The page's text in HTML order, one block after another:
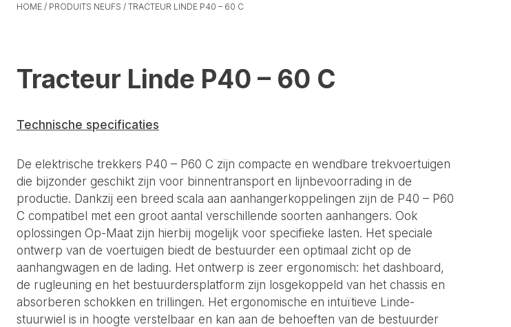
HOME / PRODUITS NEUFS / TRACTEUR LINDE P40 – 60 C
Tracteur Linde P40 – 60 C
Technische specificaties
De elektrische trekkers P40 – P60 C zijn compacte en wendbare trekvoertuigen
die bijzonder geschikt zijn voor binnentransport en lijnbevoorrading in de
productie. Dankzij een breed scala aan aanhangerkoppelingen zijn de P40 – P60
C compatibel met een groot aantal verschillende soorten aanhangers. Ook
oplossingen Op-Maat zijn hierbij mogelijk voor specifieke lasten. Het speciale
ontwerp van de voertuigen biedt de bestuurder een optimaal zicht op de
aanhangwagen en de lading. Het ontwerp is zeer ergonomisch: het dashboard,
de rugleuning en het bestuurdersplatform zijn losgekoppeld van het chassis en
absorberen schokken en trillingen. Het ergonomische en intuïtieve Linde-
stuurwiel is in hoogte verstelbaar en kan aan de behoeften van de bestuurder